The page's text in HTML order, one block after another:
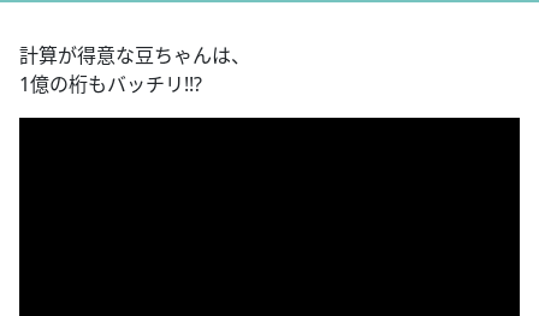
計算が得意な豆ちゃんは、
1億の桁もバッチリ!!?